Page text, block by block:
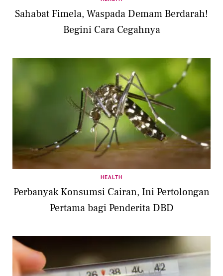
Sahabat Fimela, Waspada Demam Berdarah!
Begini Cara Cegahnya
HEALTH
Perbanyak Konsumsi Cairan, Ini Pertolongan
Pertama bagi Penderita DBD